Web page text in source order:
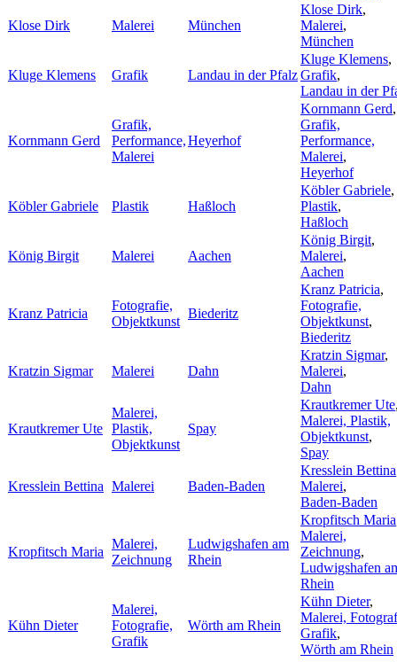
Klose Dirk Malerei München
Klose Dirk,
Malerei,
München
Kluge Klemens Grafik Landau in der Pfalz
Kluge Klemens,
Grafik,
Landau in der
Kornmann Gerd
Grafik,
Performance,
Malerei
Heyerhof
Kornmann Gerd,
Grafik,
Performance,
Malerei,
Heyerhof
Köbler Gabriele Plastik Haßloch
Köbler Gabriele,
Plastik,
Haßloch
König Birgit Malerei Aachen
König Birgit,
Malerei,
Aachen
Kranz Patricia
Fotografie,
Objektkunst
Biederitz
Kranz Patricia,
Fotografie,
Objektkunst,
Biederitz
Kratzin Sigmar Malerei Dahn
Kratzin Sigmar,
Malerei,
Dahn
Krautkremer Ute
Malerei,
Plastik,
Objektkunst
Spay
Krautkremer Ute
Malerei, Plastik,
Objektkunst,
Spay
Kresslein Bettina Malerei Baden-Baden
Kresslein Bettina
Malerei,
Baden-Baden
Kropfitsch Maria
Malerei,
Zeichnung
Ludwigshafen am
Rhein
Kropfitsch Maria
Malerei,
Zeichnung,
Ludwigshafen
Rhein
Kühn Dieter
Malerei,
Fotografie,
Grafik
Wörth am Rhein
Kühn Dieter,
Malerei,
Grafik,
Wörth am Rhein